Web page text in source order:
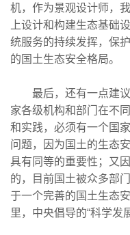
机，作为景观设计师，
上设计和构建生态基础
统服务的持续发挥，保
的国土生态安全格局。
最后，还有一点建议
家各级机构和部门在不
和实践，必须有一个国
问题，因为国土的生态
具有同等的重要性；又
的，目前国土被众多部
于一个完善的国土生态
里，中央倡导的“科学发